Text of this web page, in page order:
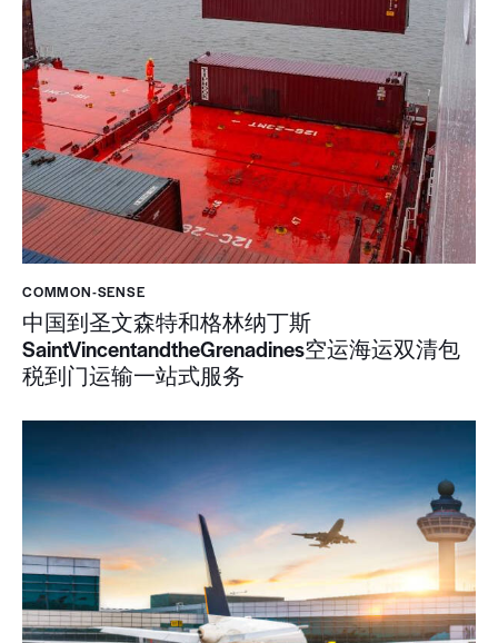
COMMON-SENSE
中国到圣文森特和格林纳丁斯
SaintVincentandtheGrenadines空运海运双清包
税到门运输一站式服务